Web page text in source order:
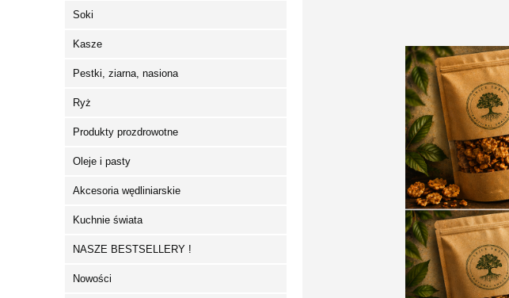
Soki
Kasze
Pestki, ziarna, nasiona
Ryż
Produkty prozdrowotne
Oleje i pasty
Akcesoria wędliniarskie
Kuchnie świata
NASZE BESTSELLERY !
Nowości